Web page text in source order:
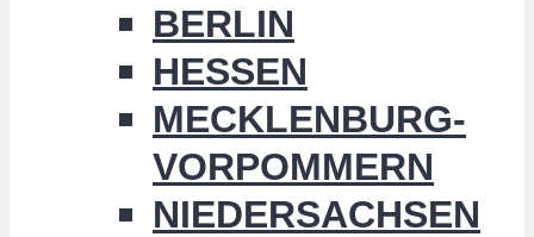
BERLIN
HESSEN
MECKLENBURG-
VORPOMMERN
NIEDERSACHSEN